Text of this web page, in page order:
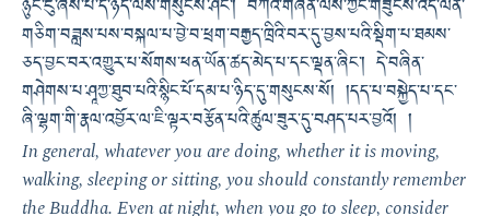
ཉུང་ངུ་ཞེས་པ་དེ་ཉིད་ལས་གསུངས་ཤིང་། བཀའ་གཞན་ལས་ཀྱང་གཟུངས་འདི་ལན་
གཅིག་བཟླས་པས་བསྐལ་པ་བྱེ་བ་ཕྲག་བརྒྱད་ཁྲིའི་བར་དུ་བྱས་པའི་སྡིག་པ་ཐམས་
ཅད་བྱང་བར་འགྱུར་པ་སོགས་ཕན་ཡོན་ཚད་མེད་པ་དང་ལྡན་ཞིང་། དེ་བཞིན་
གཤེགས་པ་ཤཱཀྱ་ཐུབ་པའི་སྙིང་པོ་དམ་པ་ཉིད་དུ་གསུངས་སོ། །དད་པ་བསྐྱེད་པ་དང་
ཞི་ལྷག་གི་རྣལ་འབྱོར་ལ་ཇི་ལྟར་བརྩོན་པའི་ཚུལ་ཟུར་དུ་བཤད་པར་བྱའོ། །
In general, whatever you are doing, whether it is moving,
walking, sleeping or sitting, you should constantly remember
the Buddha. Even at night, when you go to sleep, consider